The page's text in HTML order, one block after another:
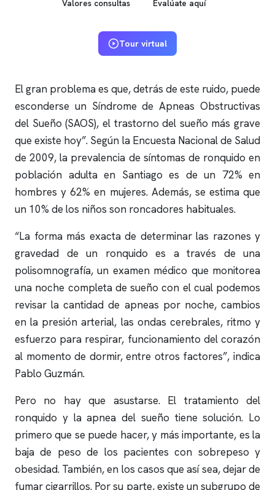
Valores consultas Evalúate aquí
Tour virtual
El gran problema es que, detrás de este ruido, puede
esconderse un Síndrome de Apneas Obstructivas
del Sueño (SAOS), el trastorno del sueño más grave
que existe hoy”. Según la Encuesta Nacional de Salud
de 2009, la prevalencia de síntomas de ronquido en
población adulta en Santiago es de un 72% en
hombres y 62% en mujeres. Además, se estima que
un 10% de los niños son roncadores habituales.
“La forma más exacta de determinar las razones y
gravedad de un ronquido es a través de una
polisomnografía, un examen médico que monitorea
una noche completa de sueño con el cual podemos
revisar la cantidad de apneas por noche, cambios
en la presión arterial, las ondas cerebrales, ritmo y
esfuerzo para respirar, funcionamiento del corazón
al momento de dormir, entre otros factores”, indica
Pablo Guzmán.
Pero no hay que asustarse. El tratamiento del
ronquido y laapnea del sueño tiene solución. Lo
primero que se puede hacer, y más importante, es la
baja de peso de los pacientes con sobrepeso y
obesidad. También, en los casos que así sea, dejar de
fumar cigarrillos. Por su parte, existe un subgrupo de